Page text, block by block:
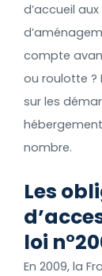
d’accueil
compte
ou roulotte ?
sur les
nombre.
Les
loi
En 2009, la